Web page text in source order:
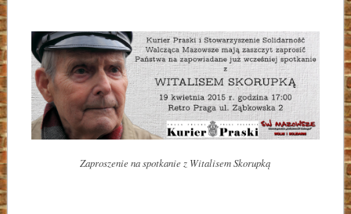
Zaproszenie na spotkanie z Witalisem Skorupką